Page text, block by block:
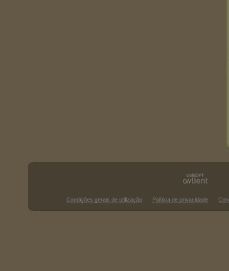
Condições gerais de utilização Política de privacidade